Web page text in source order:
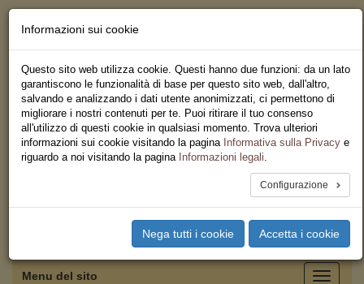
Servizi
Iscriviti
Ricerca
Area Stampa
Privacy
Federazione Regionale USB
Toggle
Menu del sito
Informazioni sui cookie
Questo sito web utilizza cookie. Questi hanno due funzioni: da un lato
garantiscono le funzionalità di base per questo sito web, dall'altro,
salvando e analizzando i dati utente anonimizzati, ci permettono di
migliorare i nostri contenuti per te. Puoi ritirare il tuo consenso
all'utilizzo di questi cookie in qualsiasi momento. Trova ulteriori
informazioni sui cookie visitando la pagina Informativa sulla Privacy e
riguardo a noi visitando la pagina Informazioni legali.
Configurazione
Nega tutti i cookie Accetta i cookie